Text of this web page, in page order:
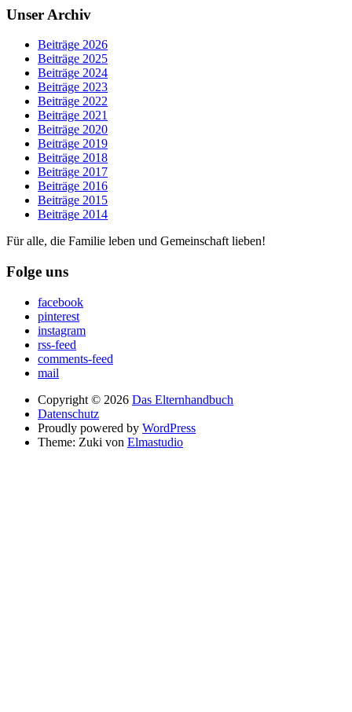
Unser Archiv
Beiträge 2026
Beiträge 2025
Beiträge 2024
Beiträge 2023
Beiträge 2022
Beiträge 2021
Beiträge 2020
Beiträge 2019
Beiträge 2018
Beiträge 2017
Beiträge 2016
Beiträge 2015
Beiträge 2014
Für alle, die Familie leben und Gemeinschaft lieben!
Folge uns
facebook
pinterest
instagram
rss-feed
comments-feed
mail
Copyright © 2026 Das Elternhandbuch
Datenschutz
Proudly powered by WordPress
Theme: Zuki von Elmastudio